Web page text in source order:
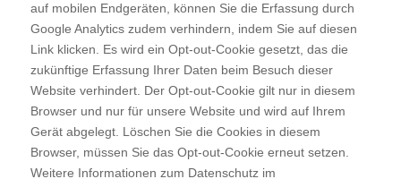
auf mobilen Endgeräten, können Sie die Erfassung durch
Google Analytics zudem verhindern, indem Sie auf diesen
Link klicken. Es wird ein Opt-out-Cookie gesetzt, das die
zukünftige Erfassung Ihrer Daten beim Besuch dieser
Website verhindert. Der Opt-out-Cookie gilt nur in diesem
Browser und nur für unsere Website und wird auf Ihrem
Gerät abgelegt. Löschen Sie die Cookies in diesem
Browser, müssen Sie das Opt-out-Cookie erneut setzen.
Weitere Informationen zum Datenschutz im